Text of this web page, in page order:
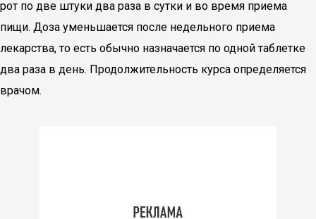
рот по две штуки два раза в сутки и во время приема
пищи. Доза уменьшается после недельного приема
лекарства, то есть обычно назначается по одной таблетке
два раза в день. Продолжительность курса определяется
врачом.